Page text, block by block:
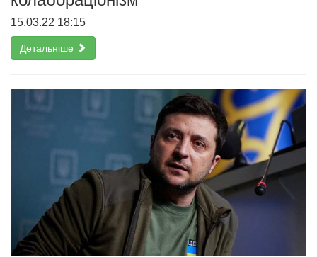
15.03.22 18:15
Детальніше